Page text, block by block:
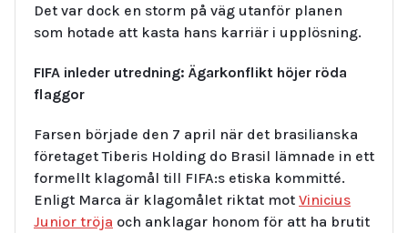
Det var dock en storm på väg utanför planen
som hotade att kasta hans karriär i upplösning.
FIFA inleder utredning: Ägarkonflikt höjer röda
flaggor
Farsen började den 7 april när det brasilianska
företaget Tiberis Holding do Brasil lämnade in ett
formellt klagomål till FIFA:s etiska kommitté.
Enligt Marca är klagomålet riktat mot Vinicius
Junior tröja och anklagar honom för att ha brutit